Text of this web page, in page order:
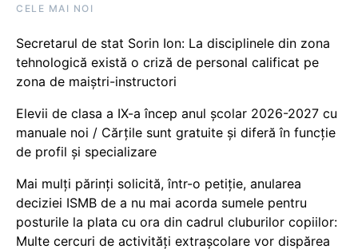
CELE MAI NOI
Secretarul de stat Sorin Ion: La disciplinele din zona
tehnologică există o criză de personal calificat pe
zona de maiștri-instructori
Elevii de clasa a IX-a încep anul școlar 2026-2027 cu
manuale noi / Cărțile sunt gratuite și diferă în funcție
de profil și specializare
Mai mulți părinți solicită, într-o petiție, anularea
deciziei ISMB de a nu mai acorda sumele pentru
posturile la plata cu ora din cadrul cluburilor copiilor:
Multe cercuri de activități extrașcolare vor dispărea